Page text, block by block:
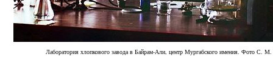
Лаборатория хлопкового завода в Байрам-Али, центр Мургабского имения. Фото С. М.